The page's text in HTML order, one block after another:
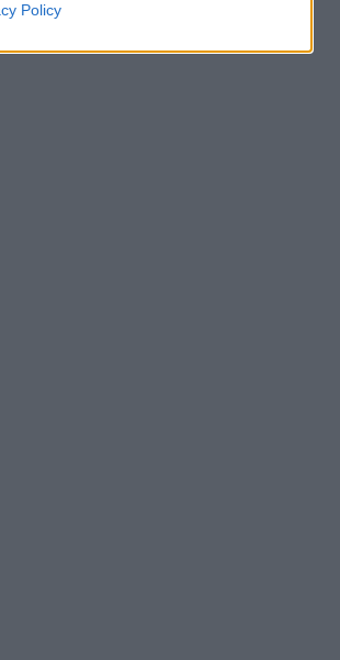
Policy